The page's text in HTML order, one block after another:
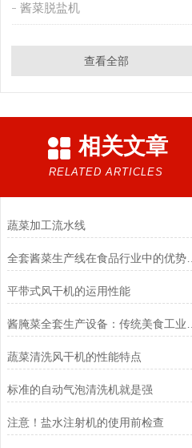
酱菜脱盐机
查看全部
相关文章
RELATED ARTICLES
蔬菜加工流水线
全套酱菜生产线在食品行业中的优势和应用前景
平带式风干机的运用性能
蔬菜清洗风干机的性能特点
标准的自动气泡清洗机就是强
注意！盐水注射机的使用前检查